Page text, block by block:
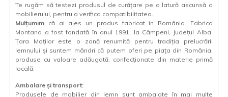
Te rugăm să testezi produsul de curățare pe o latură ascunsă a
mobilierului, pentru a verifica compatibilitatea.
Mulțumim că ai ales un produs fabricat în România. Fabrica
Montana a fost fondată în anul 1991, la Câmpeni, Județul Alba.
Țara Moților este o zonă renumită pentru tradiția prelucrării
lemnului și suntem mândri că putem oferi pe piața din România,
produse cu valoare adăugată, confecționate din materie primă
locală.
Ambalare și transport:
Produsele de mobilier din lemn sunt ambalate în mai multe